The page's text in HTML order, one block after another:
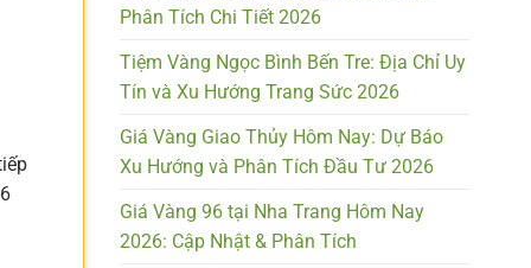
Phân Tích Chi Tiết 2026
Tiệm Vàng Ngọc Bình Bến Tre: Địa Chỉ Uy
Tín và Xu Hướng Trang Sức 2026
Giá Vàng Giao Thủy Hôm Nay: Dự Báo
Xu Hướng và Phân Tích Đầu Tư 2026
Giá Vàng 96 tại Nha Trang Hôm Nay
2026: Cập Nhật & Phân Tích